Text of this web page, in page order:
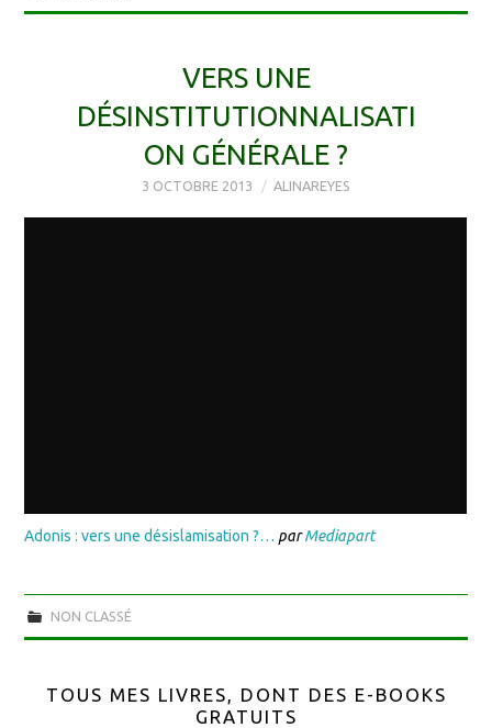
VERS UNE
DÉSINSTITUTIONNALISATI
ON GÉNÉRALE ?
3 OCTOBRE 2013 ALINAREYES
Adonis : vers une désislamisation ?… parMediapart
NON CLASSÉ
TOUS MES LIVRES, DONT DES E-BOOKS
GRATUITS